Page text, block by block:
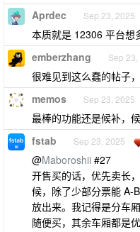
Aprdec Sep 23, 2025
本质就是 12306 平台想
emberzhang Sep
很难见到这么蠢的帖子
memos Sep 23, 2025
最棒的功能还是候补，
fstab Sep 23, 2025
@Maboroshii #27
开售买的话，优先卖长
候，除了少部分票能 A-
放出来。我记得是分车
随便买，其余车厢都是